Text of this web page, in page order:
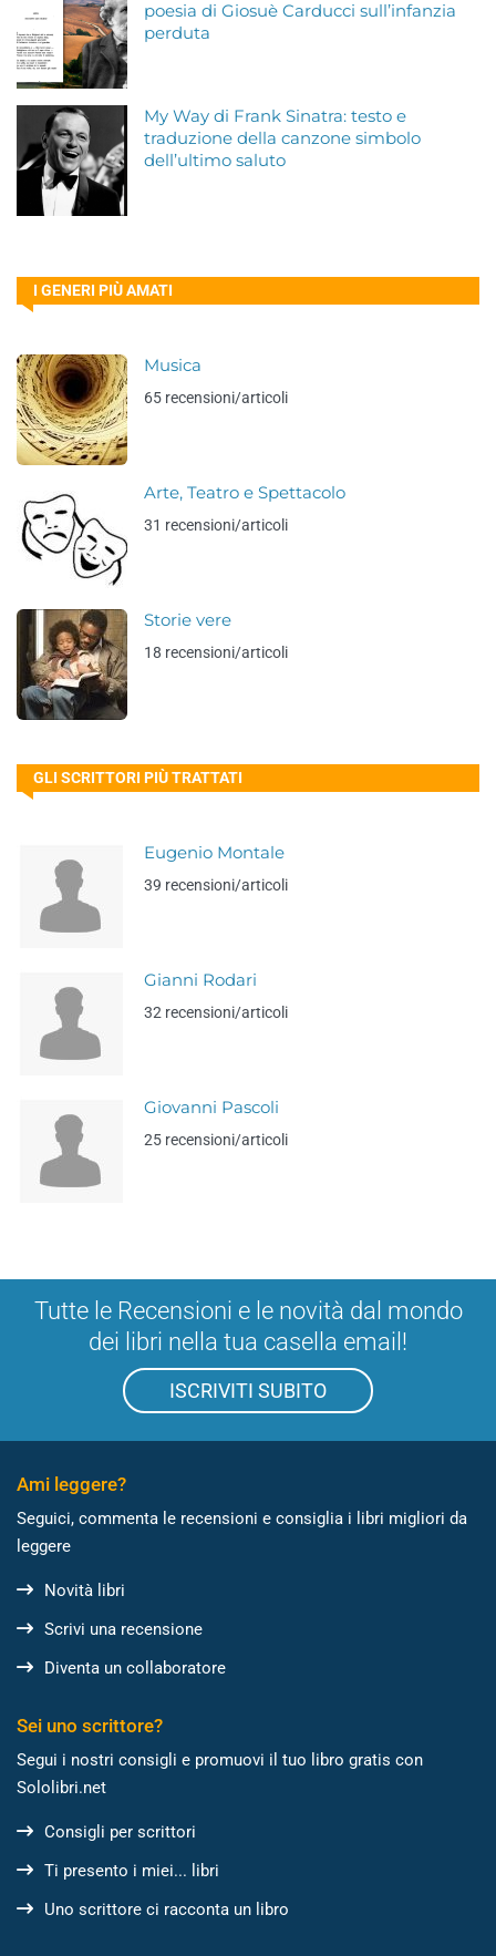
poesia di Giosuè Carducci sull’infanzia
perduta
My Way di Frank Sinatra: testo e
traduzione della canzone simbolo
dell’ultimo saluto
I GENERI PIÙ AMATI
Musica
65 recensioni/articoli
Arte, Teatro e Spettacolo
31 recensioni/articoli
Storie vere
18 recensioni/articoli
GLI SCRITTORI PIÙ TRATTATI
Eugenio Montale
39 recensioni/articoli
Gianni Rodari
32 recensioni/articoli
Giovanni Pascoli
25 recensioni/articoli
Tutte le Recensioni e le novità dal mondo
dei libri nella tua casella email!
ISCRIVITI SUBITO
Ami leggere?
Seguici, commenta le recensioni e consiglia i libri migliori da
leggere
Novità libri
Scrivi una recensione
Diventa un collaboratore
Sei uno scrittore?
Segui i nostri consigli e promuovi il tuo libro gratis con
Sololibri.net
Consigli per scrittori
Ti presento i miei... libri
Uno scrittore ci racconta un libro